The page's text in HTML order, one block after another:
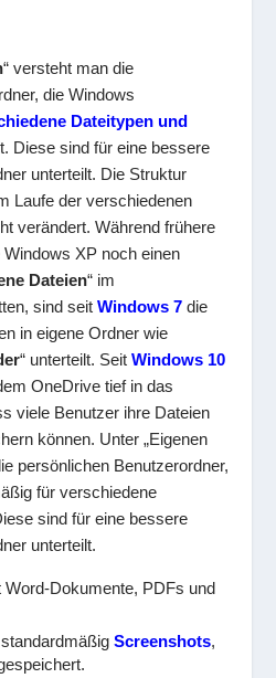
“ versteht man die
die Windows
Dateitypen und
Diese sind für eine bessere
unterteilt. Die Struktur
Laufe der verschiedenen
verändert. Während frühere
XP noch einen
Dateien“ im
sind seitWindows 7 die
in eigene Ordner wie
“ unterteilt. SeitWindows 10
OneDrive tief in das
viele Benutzer ihre Dateien
können. Unter „Eigenen
persönlichen Benutzerordner,
für verschiedene
sind für eine bessere
unterteilt.
Word-Dokumente, PDFs und
Screenshots,